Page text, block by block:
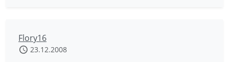
Flory16
23.12.2008